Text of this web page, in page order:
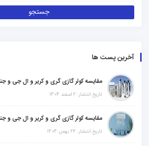
آخرین پست ها
تاریخ انتشار: 2 اسفند 1404
تاریخ انتشار: 26 بهمن 1404